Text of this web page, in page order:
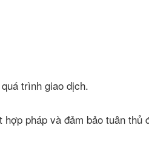
trình giao dịch.
pháp và đảm bảo tuân thủ